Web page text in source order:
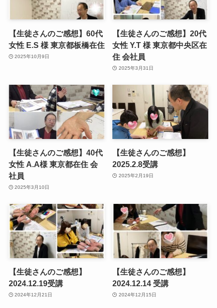
【生徒さんのご感想】60代
女性 E.S 様 東京都板橋在住
2025年10月9日
【生徒さんのご感想】20代
女性 Y.T 様 東京都中央区在
住 会社員
2025年3月31日
【生徒さんのご感想】40代
女性 A.A様 東京都在住 会
社員
2025年3月10日
【生徒さんのご感想】
2025.2.8受講
2025年2月19日
【生徒さんのご感想】
2024.12.19受講
2024年12月21日
【生徒さんのご感想】
2024.12.14 受講
2024年12月15日